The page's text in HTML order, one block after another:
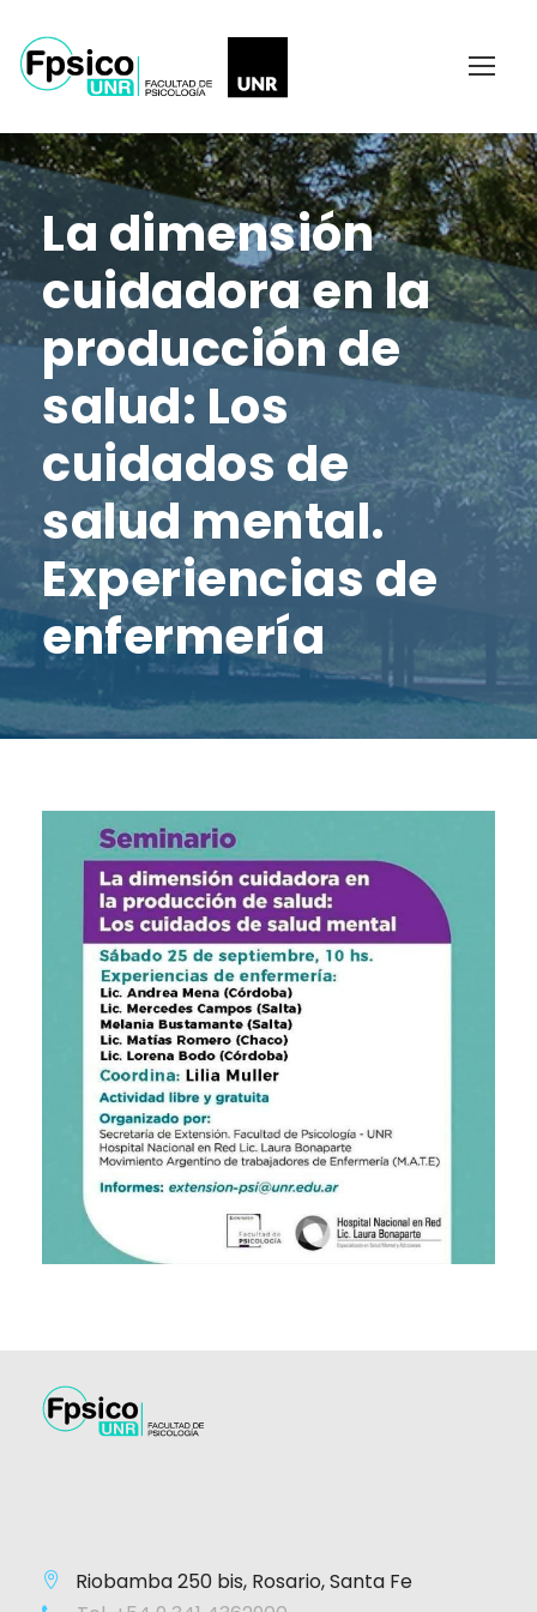
La dimensión
cuidadora en la
producción de
salud: Los
cuidados de
salud mental.
Experiencias de
enfermería
Riobamba 250 bis, Rosario, Santa Fe